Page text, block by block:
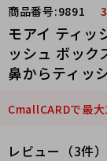
商品番号:9891
モアイ ティ
ッシュ ボック
鼻からティッ
CmallCARDで最
レビュー（3件）